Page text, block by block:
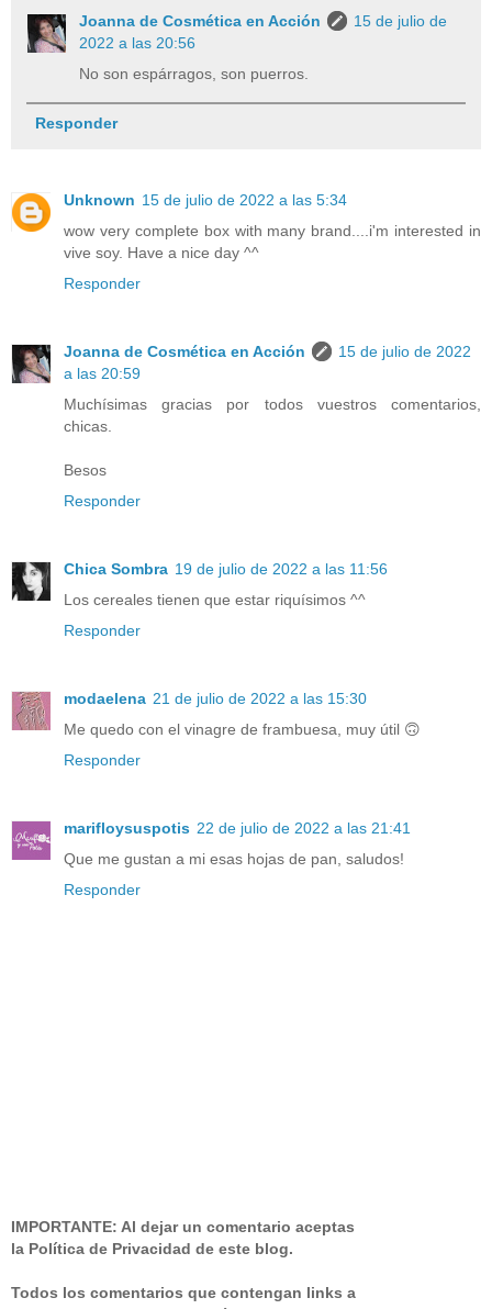
Joanna de Cosmética en Acción
15 de julio de
2022 a las 20:56
No son espárragos, son puerros.
Responder
Unknown 15 de julio de 2022 a las 5:34
wow very complete box with many brand....i'm interested in
vive soy. Have a nice day ^^
Responder
Joanna de Cosmética en Acción
15 de julio de 2022
a las 20:59
Muchísimas gracias por todos vuestros comentarios,
chicas.
Besos
Responder
Chica Sombra 19 de julio de 2022 a las 11:56
Los cereales tienen que estar riquísimos ^^
Responder
modaelena 21 de julio de 2022 a las 15:30
Me quedo con el vinagre de frambuesa, muy útil 🙃
Responder
marifloysuspotis 22 de julio de 2022 a las 21:41
Que me gustan a mi esas hojas de pan, saludos!
Responder
IMPORTANTE: Al dejar un comentario aceptas
la Política de Privacidad de este blog.
Todos los comentarios que contengan links a